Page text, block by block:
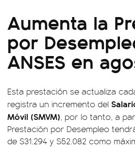
Aumenta la
por
ANSES en
Esta prestación se actualiza
registra un incremento del
Móvil (SMVM) , por lo tanto, a
Prestación por Desempleo
de $31.294 y $52.082 como